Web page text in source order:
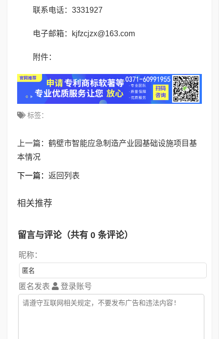
联系电话：3331927
电子邮箱：kjfzcjzx@163.com
附件：
标签：
上一篇： 鹤壁市智能应急制造产业园基础设施项目基
本情况
下一篇： 返回列表
相关推荐
留言与评论（共有 0 条评论）
昵称：
匿名发表 登录账号